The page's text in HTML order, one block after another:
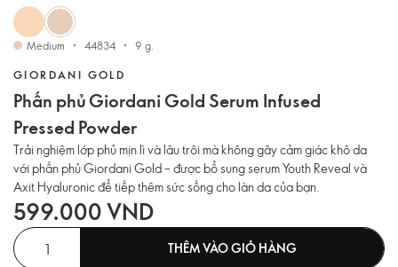
Medium 44834 9 g.
GIORDANI GOLD
Phấn phủ Giordani Gold Serum Infused
Pressed Powder
Trải nghiệm lớp phủ mịn lì và lâu trôi mà không gây cảm giác khô da
với phấn phủ Giordani Gold – được bổ sung serum Youth Reveal và
Axit Hyaluronic để tiếp thêm sức sống cho làn da của bạn.
599.000 VND
THÊM VÀO GIỎ HÀNG